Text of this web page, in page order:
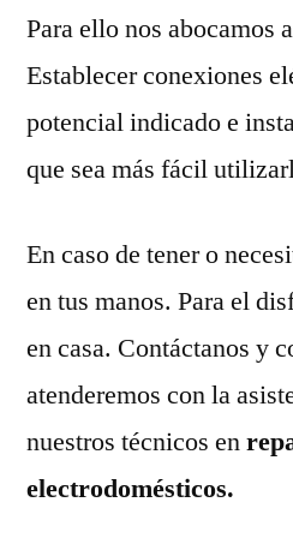
Para ello nos abocamos
Establecer conexiones
potencial indicado e
que sea más fácil
En caso de tener o
en tus manos. Para el
en casa. Contáctanos y
atenderemos con la
nuestros técnicos en
electrodomésticos.